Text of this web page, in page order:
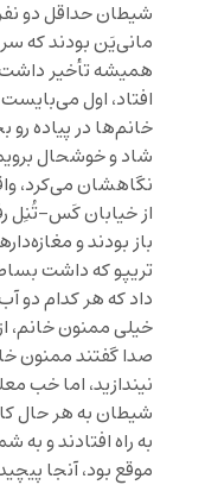
شیطان حداقل دو
مانی‌یَن بودند که سر
همیشه تأخیر
افتاد، اول
خانم‌ها در پیاده رو
شاد و خوشحال
نگاهشان می‌کرد،
از خیابان کَس-تُنِل
باز بودند و
تریپو که داشت
داد که هر کدام دو
خیلی ممنون خانم،
صدا گفتند ممنون
نیندازید، اما خب
شیطان به هر حال
به راه افتادند و به
موقع بود، آنجا